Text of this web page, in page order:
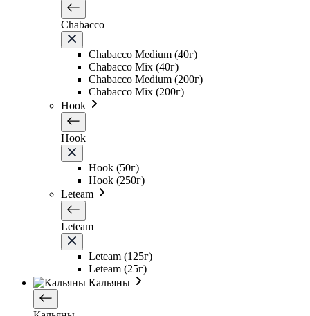
Chabacco
Chabacco Medium (40г)
Chabacco Mix (40г)
Chabacco Medium (200г)
Chabacco Mix (200г)
Hook
Hook
Hook (50г)
Hook (250г)
Leteam
Leteam
Leteam (125г)
Leteam (25г)
Кальяны